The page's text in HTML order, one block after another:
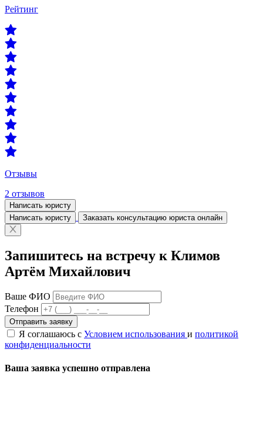
Рейтинг
Отзывы
2 отзывов
Написать юристу
Написать юристу
Заказать консультацию юриста онлайн
Запишитесь на встречу к Климов
Артём Михайлович
Ваше ФИО
Телефон
Отправить заявку
Я соглашаюсь с Условием использования и политикой
конфиденциальности
Ваша заявка успешно отправлена